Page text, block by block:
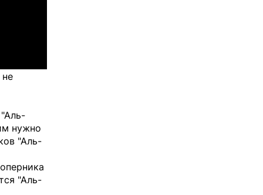
нужно
"Аль-
"Аль-